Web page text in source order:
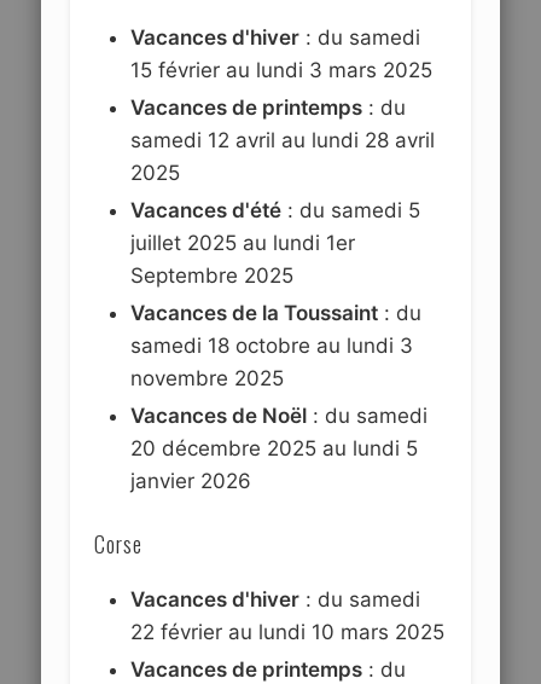
Vacances d'hiver : du samedi
15 février au lundi 3 mars 2025
Vacances de printemps : du
samedi 12 avril au lundi 28 avril
2025
Vacances d'été : du samedi 5
juillet 2025 au lundi 1er
Septembre 2025
Vacances de la Toussaint : du
samedi 18 octobre au lundi 3
novembre 2025
Vacances de Noël : du samedi
20 décembre 2025 au lundi 5
janvier 2026
Corse
Vacances d'hiver : du samedi
22 février au lundi 10 mars 2025
Vacances de printemps : du